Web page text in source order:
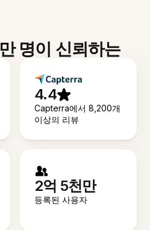
명이 신뢰하는
4.4
Capterra에서 8,200개
이상의 리뷰
2억 5천만
등록된 사용자